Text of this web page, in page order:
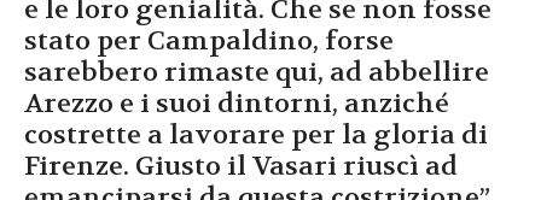
e le loro genialità. Che se non fosse
stato per Campaldino, forse
sarebbero rimaste qui, ad abbellire
Arezzo e i suoi dintorni, anziché
costrette a lavorare per la gloria di
Firenze. Giusto il Vasari riuscì ad